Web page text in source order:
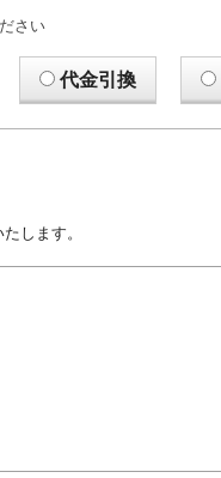
さい
代金引換
します。